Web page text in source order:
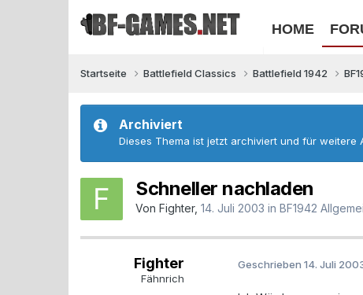
HOME
Startseite Battlefield Classics Battlefield 1942
Archiviert
Dieses Thema ist jetzt archiviert und für weitere
Schneller nachladen
Von Fighter, 14. Juli 2003 in BF1942
Fighter
Fähnrich
Geschrieben 14. Juli